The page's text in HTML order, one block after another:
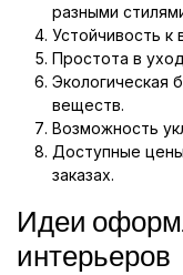
разными
Устойчивость к
Простота в
Экологическая
веществ.
Возможность
Доступные
заказах.
Идеи
интерьеров